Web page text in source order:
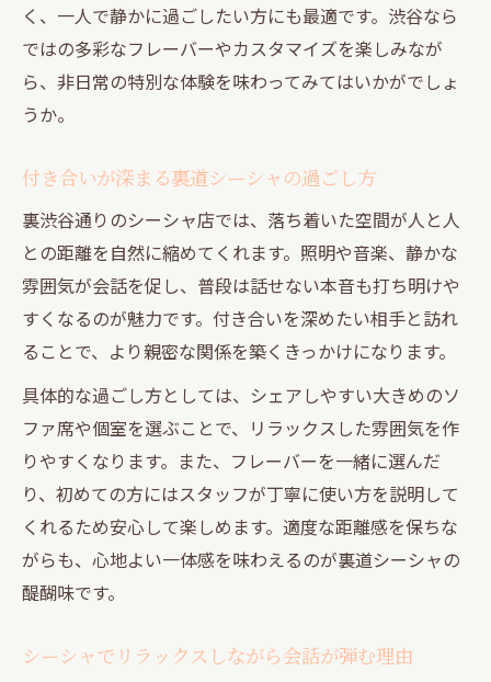
く、一人で静かに過ごしたい方にも最適です。渋谷なら
ではの多彩なフレーバーやカスタマイズを楽しみなが
ら、非日常の特別な体験を味わってみてはいかがでしょ
うか。
付き合いが深まる裏道シーシャの過ごし方
裏渋谷通りのシーシャ店では、落ち着いた空間が人と人
との距離を自然に縮めてくれます。照明や音楽、静かな
雰囲気が会話を促し、普段は話せない本音も打ち明けや
すくなるのが魅力です。付き合いを深めたい相手と訪れ
ることで、より親密な関係を築くきっかけになります。
具体的な過ごし方としては、シェアしやすい大きめのソ
ファ席や個室を選ぶことで、リラックスした雰囲気を作
りやすくなります。また、フレーバーを一緒に選んだ
り、初めての方にはスタッフが丁寧に使い方を説明して
くれるため安心して楽しめます。適度な距離感を保ちな
がらも、心地よい一体感を味わえるのが裏道シーシャの
醍醐味です。
シーシャでリラックスしながら会話が弾む理由